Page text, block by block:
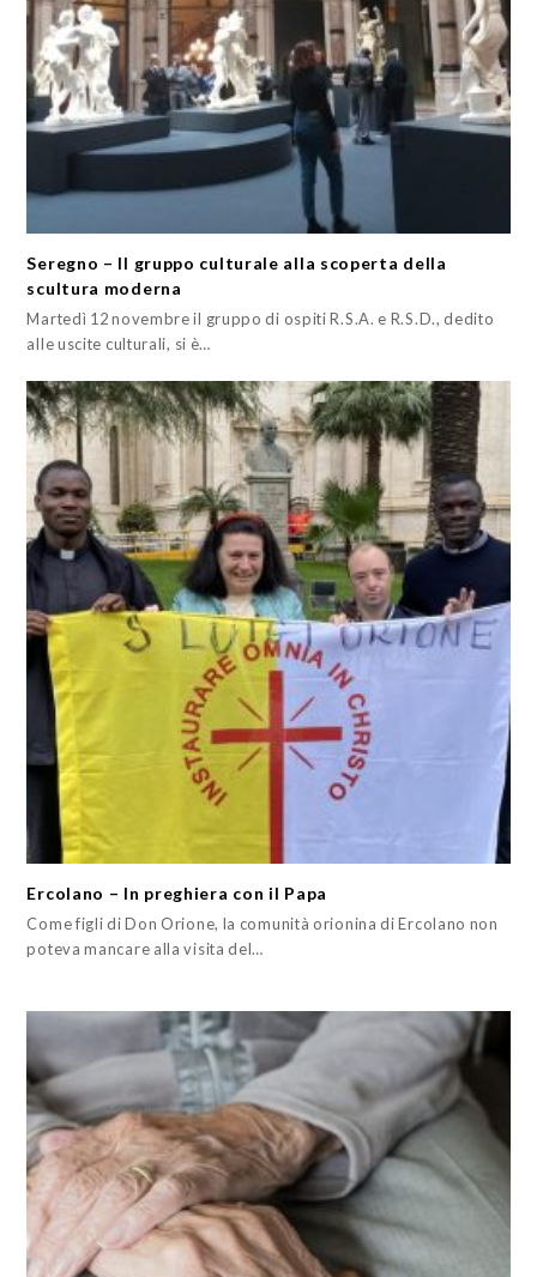
Seregno – Il gruppo culturale alla scoperta della
scultura moderna
Martedì 12 novembre il gruppo di ospiti R.S.A. e R.S.D., dedito
alle uscite culturali, si è…
Ercolano – In preghiera con il Papa
Come figli di Don Orione, la comunità orionina di Ercolano non
poteva mancare alla visita del…